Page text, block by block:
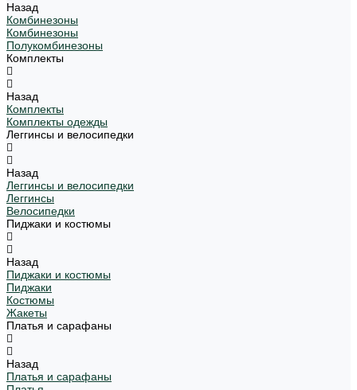
Назад
Комбинезоны
Комбинезоны
Полукомбинезоны
Комплекты
Назад
Комплекты
Комплекты одежды
Леггинсы и велосипедки
Назад
Леггинсы и велосипедки
Леггинсы
Велосипедки
Пиджаки и костюмы
Назад
Пиджаки и костюмы
Пиджаки
Костюмы
Жакеты
Платья и сарафаны
Назад
Платья и сарафаны